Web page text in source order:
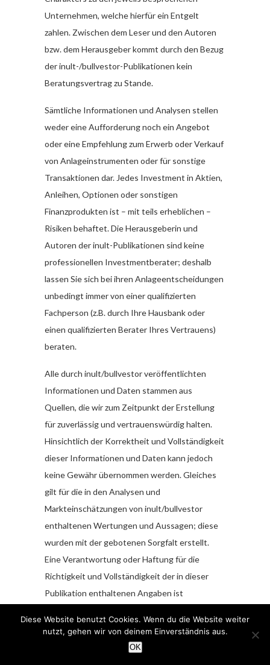
Unternehmen, welche hierfür ein Entgelt
zahlen. Zwischen dem Leser und den Autoren
bzw. dem Herausgeber kommt durch den Bezug
der inult-/bullvestor-Publikationen kein
Beratungsvertrag zu Stande.
Sämtliche Informationen und Analysen stellen
weder eine Aufforderung noch ein Angebot
oder eine Empfehlung zum Erwerb oder Verkauf
von Anlageinstrumenten oder für sonstige
Transaktionen dar. Jedes Investment in Aktien,
Anleihen, Optionen oder sonstigen
Finanzprodukten ist – mit teils erheblichen –
Risiken behaftet. Die Herausgeberin und
Autoren der inult-Publikationen sind keine
professionellen Investmentberater; deshalb
lassen Sie sich bei ihren Anlageentscheidungen
unbedingt immer von einer qualifizierten
Fachperson (z.B. durch Ihre Hausbank oder
einen qualifizierten Berater Ihres Vertrauens)
beraten.
Alle durch inult/bullvestor veröffentlichten
Informationen und Daten stammen aus
Quellen, die wir zum Zeitpunkt der Erstellung
für zuverlässig und vertrauenswürdig halten.
Hinsichtlich der Korrektheit und Vollständigkeit
dieser Informationen und Daten kann jedoch
keine Gewähr übernommen werden. Gleiches
gilt für die in den Analysen und
Markteinschätzungen von inult/bullvestor
enthaltenen Wertungen und Aussagen; diese
wurden mit der gebotenen Sorgfalt erstellt.
Eine Verantwortung oder Haftung für die
Richtigkeit und Vollständigkeit der in dieser
Publikation enthaltenen Angaben ist
Alle getroffenen Meinungsaussagen spiegeln
die aktuelle Einschätzung der Verfasser wider,
Diese Website benutzt Cookies. Wenn du die Website weiter
nutzt, gehen wir von deinem Einverständnis aus.
OK